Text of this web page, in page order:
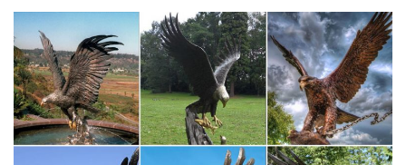
лучше вы постараетесь, тем добрее и благосклоннее Собака
окажется для вас и вашей семьи в целом. Весь год будет
сопутствовать удача, благополучие и позитивный…
НашПотребНадзор, 30 ДЕКАБРЯ 13:05 // Передачи
телекомпании…
Кто накручивает цены на продукты — производители или
магазины, проверка бутилированной воды и молочного